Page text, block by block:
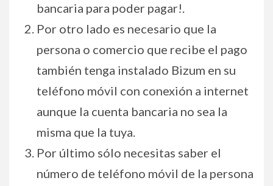
bancaria para poder pagar!.
Por otro lado es necesario que la
persona o comercio que recibe el pago
también tenga instalado Bizum en su
teléfono móvil con conexión a internet
aunque la cuenta bancaria no sea la
misma que la tuya.
Por último sólo necesitas saber el
número de teléfono móvil de la persona